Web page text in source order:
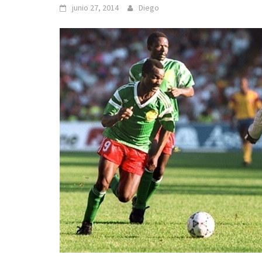
junio 27, 2014 Diego